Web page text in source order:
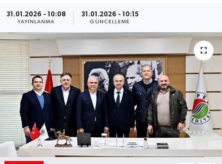
31.01.2026 - 10:08
YAYINLANMA
31.01.2026 - 10:15
GÜNCELLEME